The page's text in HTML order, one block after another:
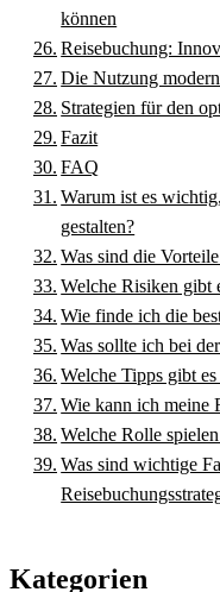
können
Reisebuchung:
Die Nutzung
Strategien für den
Fazit
FAQ
Warum ist es
gestalten?
Was sind die
Welche Risiken gibt
Wie finde ich die
Was sollte ich bei
Welche Tipps gibt
Wie kann ich meine
Welche Rolle
Was sind wichtige
Kategorien